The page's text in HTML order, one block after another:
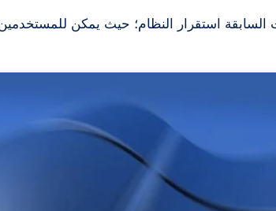
استقرار النظام؛ حيث يمكن